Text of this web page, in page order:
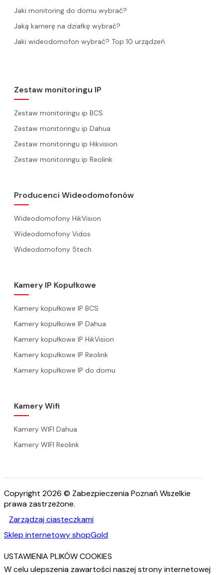
Jaki monitoring do domu wybrać?
Jaką kamerę na działkę wybrać?
Jaki wideodomofon wybrać? Top 10 urządzeń
Zestaw monitoringu IP
Zestaw monitoringu ip BCS
Zestaw monitoringu ip Dahua
Zestaw monitoringu ip Hikvision
Zestaw monitoringu ip Reolink
Producenci Wideodomofonów
Wideodomofony HikVision
Wideodomofony Vidos
Wideodomofony 5tech
Kamery IP Kopułkowe
Kamery kopułkowe IP BCS
Kamery kopułkowe IP Dahua
Kamery kopułkowe IP HikVision
Kamery kopułkowe IP Reolink
Kamery kopułkowe IP do domu
Kamery Wifi
Kamery WIFI Dahua
Kamery WIFI Reolink
Copyright 2026 © Zabezpieczenia Poznań Wszelkie
prawa zastrzeżone.
Zarządzaj ciasteczkami
Sklep internetowy shopGold
USTAWIENIA PLIKÓW COOKIES
W celu ulepszenia zawartości naszej strony internetowej